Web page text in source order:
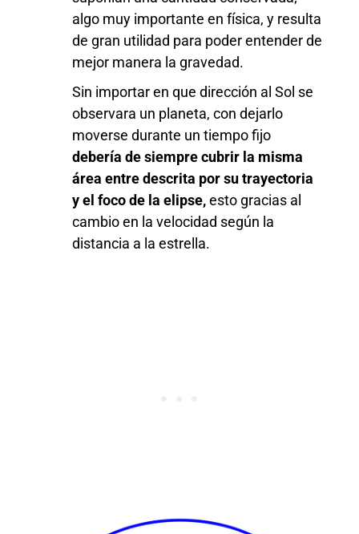
algo muy importante en física, y resulta
de gran utilidad para poder entender de
mejor manera la gravedad.
Sin importar en que dirección al Sol se
observara un planeta, con dejarlo
moverse durante un tiempo fijo
debería de siempre cubrir la misma
área entre descrita por su trayectoria
y el foco de la elipse,esto gracias al
cambio en la velocidad según la
distancia a la estrella.